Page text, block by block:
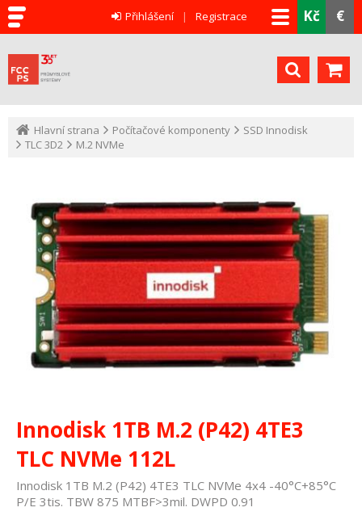
Kč €
Přihlášení Registrace
Hlavní strana Počítačové komponenty
SSD Innodisk
TLC 3D2
M.2 NVMe
Innodisk 1TB M.2 (P42) 4TE3
TLC NVMe 112L
Innodisk 1TB M.2 (P42) 4TE3 TLC NVMe 4x4 -40°C+85°C
P/E 3tis. TBW 875 MTBF>3mil. DWPD 0.91